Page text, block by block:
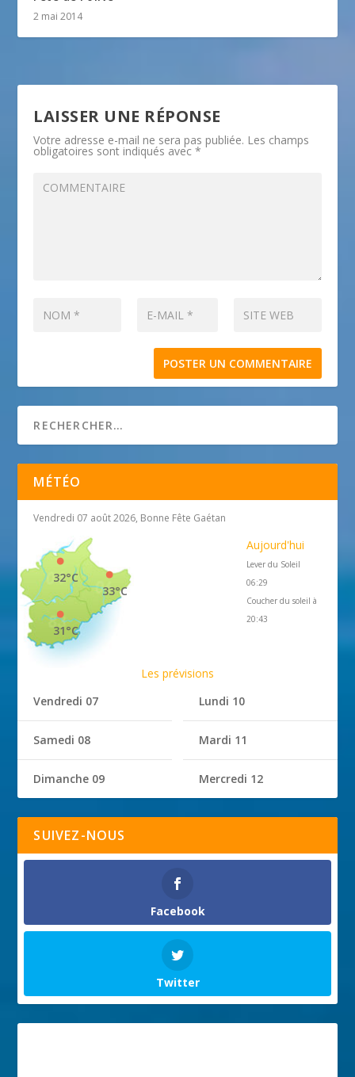
2 mai 2014
LAISSER UNE RÉPONSE
Votre adresse e-mail ne sera pas publiée. Les champs
obligatoires sont indiqués avec*
MÉTÉO
Vendredi 07 août 2026, Bonne Fête Gaétan
33°C
32°C
31°C
Aujourd'hui
Lever du Soleil
06:29
Coucher du soleil à
20:43
Les prévisions
Vendredi 07
Samedi 08
Dimanche 09
Lundi 10
Mardi 11
Mercredi 12
SUIVEZ-NOUS
Facebook
Twitter